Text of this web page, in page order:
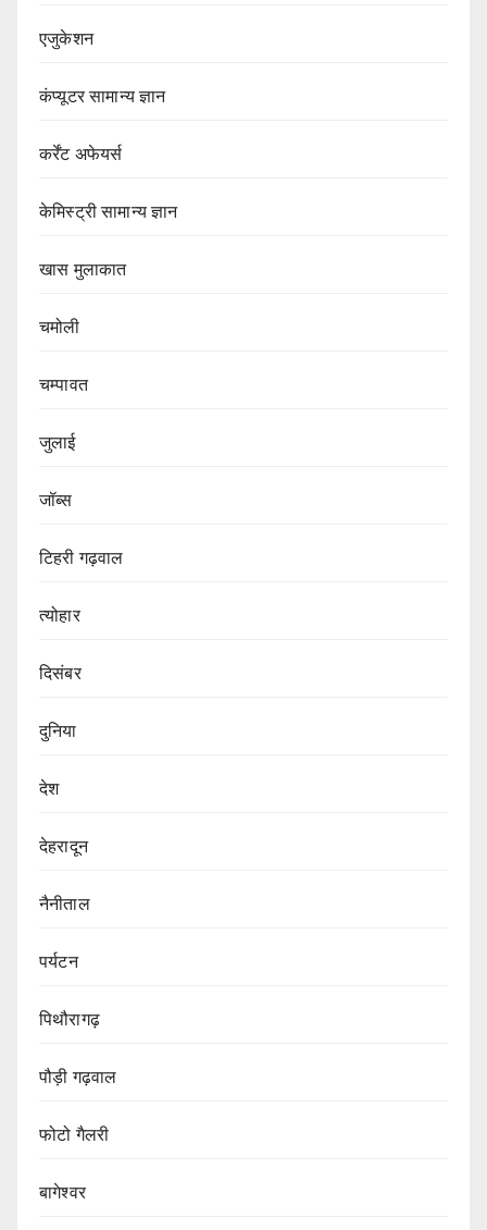
एजुकेशन
कंप्यूटर सामान्य ज्ञान
कर्रेंट अफेयर्स
केमिस्ट्री सामान्य ज्ञान
खास मुलाकात
चमोली
चम्पावत
जुलाई
जॉब्स
टिहरी गढ़वाल
त्योहार
दिसंबर
दुनिया
देश
देहरादून
नैनीताल
पर्यटन
पिथौरागढ़
पौड़ी गढ़वाल
फोटो गैलरी
बागेश्वर